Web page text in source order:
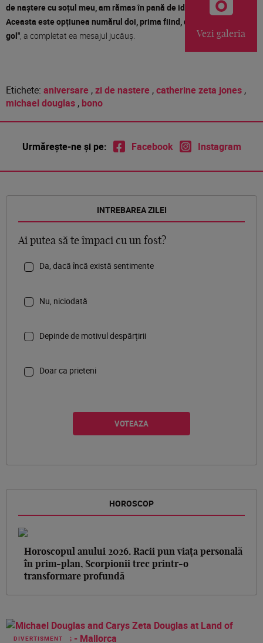
de naștere cu soțul meu, am rămas în pană de idei de cadou.
Aceasta este opțiunea numărul doi, prima fiind, desigur, mingi de
gol", a completat ea mesajul jucăuș. Vezi galeria
Etichete: aniversare,zi de nastere,catherine zeta jones,
michael douglas, bono
Urmărește-ne și pe: Facebook Instagram
INTREBAREA ZILEI
Ai putea să te împaci cu un fost?
Da, dacă încă există sentimente
Nu, niciodată
Depinde de motivul despărțirii
Doar ca prieteni
HOROSCOP
Horoscopul anului 2026. Racii pun viața personală
în prim-plan, Scorpionii trec printr-o
transformare profundă
DIVERTISMENT